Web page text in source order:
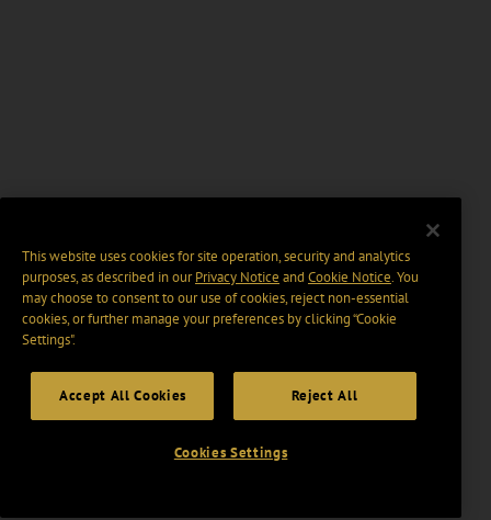
This website uses cookies for site operation, security and analytics
purposes, as described in ourPrivacy Notice and Cookie Notice. You
may choose to consent to our use of cookies, reject non-essential
cookies, or further manage your preferences by clicking “Cookie
Settings".
Accept All Cookies Reject All
Cookies Settings